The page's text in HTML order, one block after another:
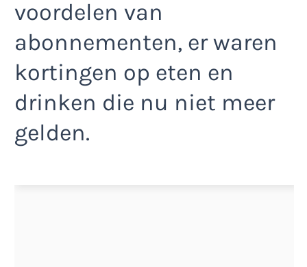
voordelen van
abonnementen, er waren
kortingen op eten en
drinken die nu niet meer
gelden.